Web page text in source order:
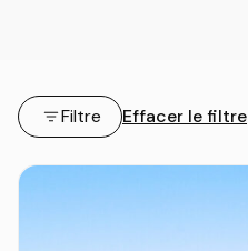
Filtre Effacer le filtre